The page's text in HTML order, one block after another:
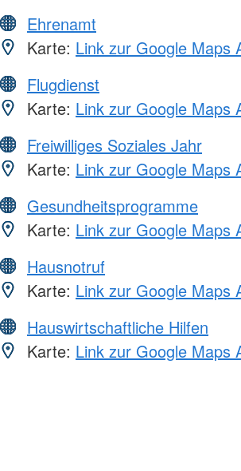
Ehrenamt
Karte: Link zur Google Maps
Flugdienst
Karte: Link zur Google Maps
Freiwilliges Soziales Jahr
Karte: Link zur Google Maps
Gesundheitsprogramme
Karte: Link zur Google Maps
Hausnotruf
Karte: Link zur Google Maps
Hauswirtschaftliche Hilfen
Karte: Link zur Google Maps